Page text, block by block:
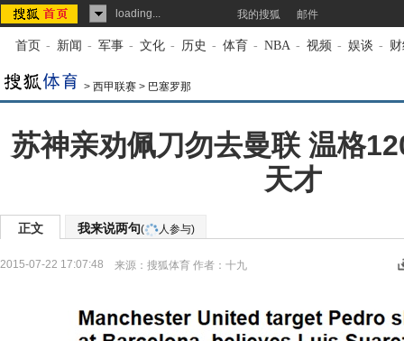
loading... 我的搜狐 邮件
首页 - 新闻 - 军事 - 文化 - 历史 - 体育 - NBA - 视频 - 娱谈 -
> 西甲联赛 > 巴塞罗那
苏神亲劝佩刀勿去曼联 温格
天才
正文 我来说两句( 人参与)
2015-07-22 17:07:48 来源： 搜狐体育 作者：十九